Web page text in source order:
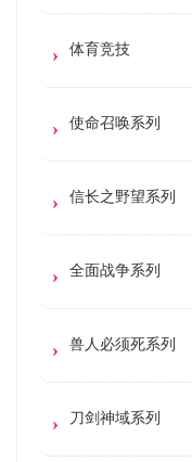
体育竞技
使命召唤系列
信长之野望系列
全面战争系列
兽人必须死系列
刀剑神域系列